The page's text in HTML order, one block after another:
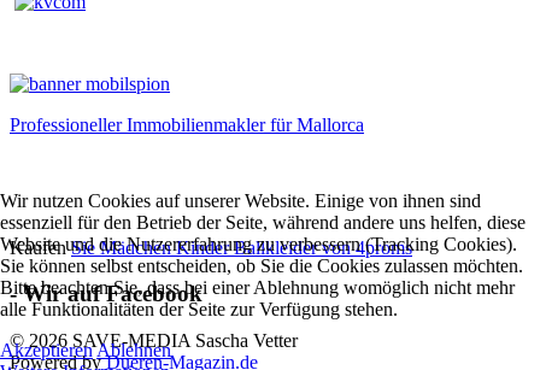
Professioneller Immobilienmakler für Mallorca
KaufenSie Mädchen Kinder Ballkleider von 4proms
- Wir auf Facebook
© 2026 SAVE-MEDIA Sascha Vetter
Powered byDueren-Magazin.de
Wir nutzen Cookies auf unserer Website. Einige von ihnen sind
essenziell für den Betrieb der Seite, während andere uns helfen, diese
Website und die Nutzererfahrung zu verbessern (Tracking Cookies).
Sie können selbst entscheiden, ob Sie die Cookies zulassen möchten.
Bitte beachten Sie, dass bei einer Ablehnung womöglich nicht mehr
alle Funktionalitäten der Seite zur Verfügung stehen.
AkzeptierenAblehnen